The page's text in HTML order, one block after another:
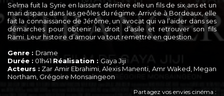
Selma fuit la Syrie en laissant derrière elle un fils de six ans et un
mari disparu dans les geôles du régime. Arrivée à Bordeaux, elle
fait la connaissance de Jérôme, un avocat qui va l’aider dans ses
démarches pour obtenir le droit d’asile et retrouver son fils
Rami. Leur histoire d’amour va tout remettre en question.
Genre : Drame
Durée : 01h41 Réalisation : Gaya Jiji
Acteurs : Zar Amir Ebrahimi, Alexis Manenti, Amr Waked, Megan
Northam, Grégoire Monsaingeon
Partagez vos envies cinéma :